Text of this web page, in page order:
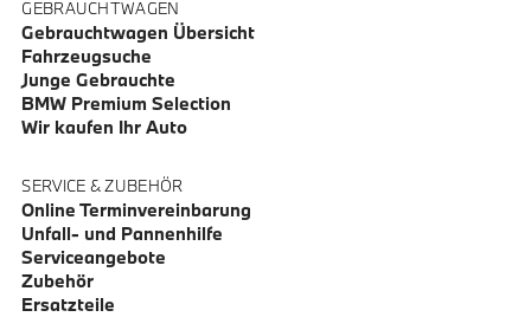
GEBRAUCHTWAGEN
Gebrauchtwagen Übersicht
Fahrzeugsuche
Junge Gebrauchte
BMW Premium Selection
Wir kaufen Ihr Auto
SERVICE & ZUBEHÖR
Online Terminvereinbarung
Unfall- und Pannenhilfe
Serviceangebote
Zubehör
Ersatzteile